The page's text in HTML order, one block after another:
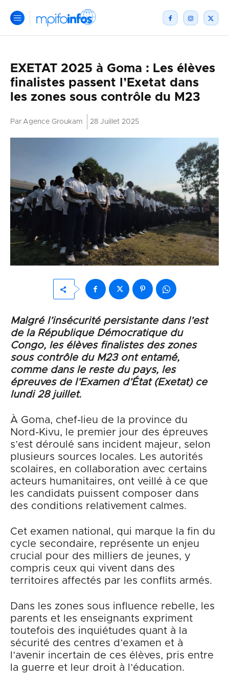
EXETAT 2025 à Goma : Les élèves
finalistes passent l’Exetat dans
les zones sous contrôle du M23
Par Agence Groukam 28 Juillet 2025
Malgré l’insécurité persistante dans l’est
de la République Démocratique du
Congo, les élèves finalistes des zones
sous contrôle du M23 ont entamé,
comme dans le reste du pays, les
épreuves de l’Examen d’État (Exetat) ce
lundi 28 juillet.
À Goma, chef-lieu de la province du
Nord-Kivu, le premier jour des épreuves
s’est déroulé sans incident majeur, selon
plusieurs sources locales. Les autorités
scolaires, en collaboration avec certains
acteurs humanitaires, ont veillé à ce que
les candidats puissent composer dans
des conditions relativement calmes.
Cet examen national, qui marque la fin du
cycle secondaire, représente un enjeu
crucial pour des milliers de jeunes, y
compris ceux qui vivent dans des
territoires affectés par les conflits armés.
Dans les zones sous influence rebelle, les
parents et les enseignants expriment
toutefois des inquiétudes quant à la
sécurité des centres d’examen et à
l’avenir incertain de ces élèves, pris entre
la guerre et leur droit à l’éducation.